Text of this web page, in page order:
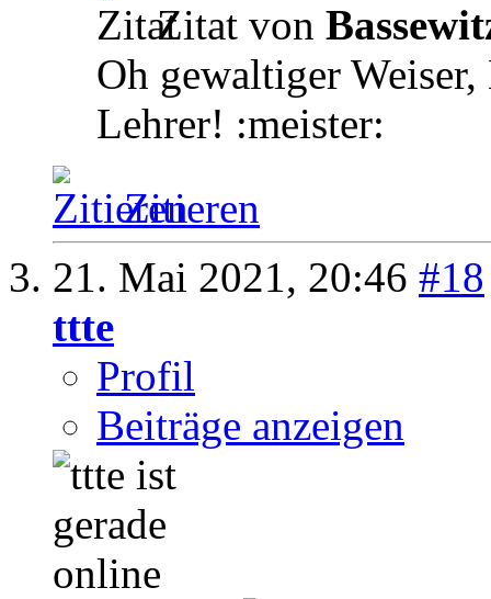
Zitat von
Oh gewaltiger
Lehrer! :meister:
Zitieren
21. Mai 2021, 20:46 #18
ttte
Profil
Beiträge anzeigen